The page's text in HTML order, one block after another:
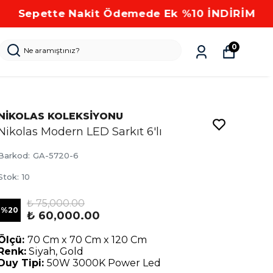
0
KOLEKSİYONU
Modern LED Sarkıt 6'lı
: GA-5720-6
: 10
%20
₺ 75,000.00
₺ 60,000.00
70 Cm x 70 Cm x 120 Cm
Siyah, Gold
Tipi: 50W 3000K Power Led